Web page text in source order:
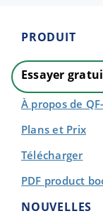
PRODUIT
Essayer
À propos de
Plans et Prix
Télécharger
PDF product
NOUVELLES